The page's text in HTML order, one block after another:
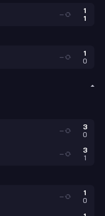
1
1
—
1
0
—
3
0
—
3
1
—
1
0
—